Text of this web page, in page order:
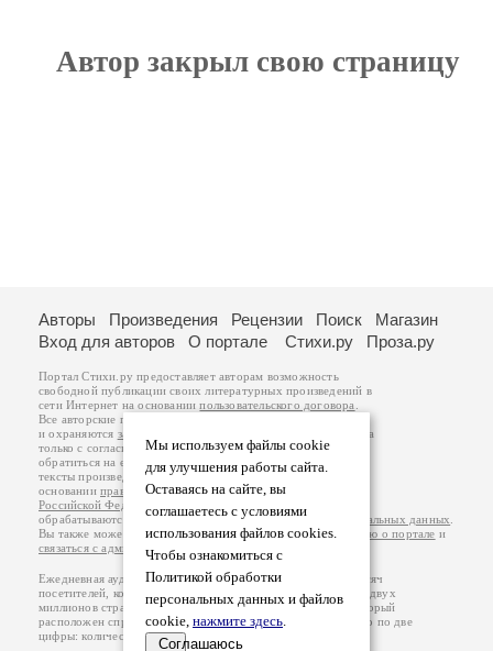
Автор закрыл свою страницу
Мы используем файлы cookie
для улучшения работы сайта.
Оставаясь на сайте, вы
соглашаетесь с условиями
использования файлов cookies.
Чтобы ознакомиться с
Политикой обработки
персональных данных и файлов
cookie, нажмите здесь.
Соглашаюсь
Авторы Произведения Рецензии Поиск
Магазин
Вход для авторов
О портале Стихи.ру Проза.ру
Портал Стихи.ру предоставляет авторам возможность
свободной публикации своих литературных произведений в
сети Интернет на основаниипользовательского договора
Все авторские права на произведения принадлежат авторам
и охраняются законом
. Перепечатка произведений возможна
только с согласия его автора, к которому вы можете
обратиться на его авторской странице. Ответственность за
тексты произведений авторы несут самостоятельно на
основанииправил публикацииизаконодательства
Российской Федерации
обрабатываются на основанииПолитики обработки персональных данных
Вы также можете посмотреть более подробнуюинформацию о портале и
связаться с администрацией
Ежедневная аудитория портала Стихи.ру – порядка 200 тысяч
посетителей, которые в общей сумме просматривают более двух
миллионов страниц по данным счетчика посещаемости, который
расположен справа от этого текста. В каждой графе указано по две
цифры: количество просмотров и количество посетителей.